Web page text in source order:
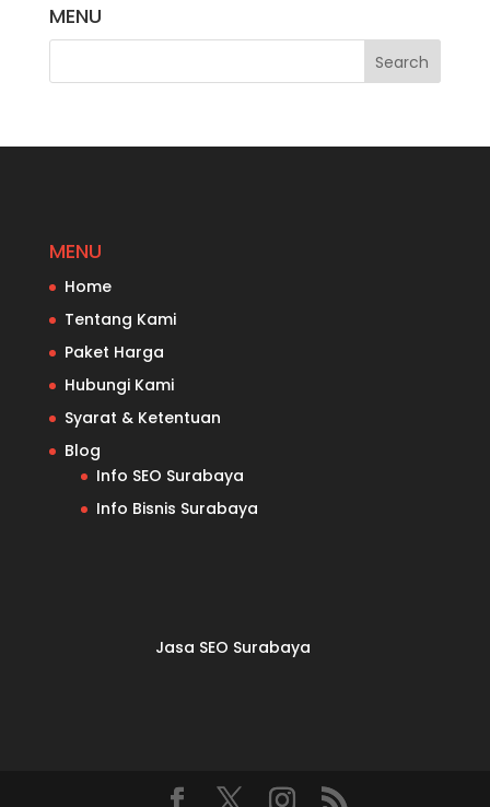
MENU
MENU
Home
Tentang Kami
Paket Harga
Hubungi Kami
Syarat & Ketentuan
Blog
Info SEO Surabaya
Info Bisnis Surabaya
Jasa SEO Surabaya